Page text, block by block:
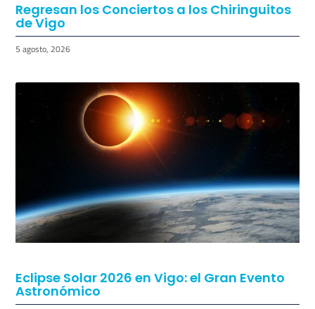
Regresan los Conciertos a los Chiringuitos
de Vigo
5 agosto, 2026
Eclipse Solar 2026 en Vigo: el Gran Evento
Astronómico